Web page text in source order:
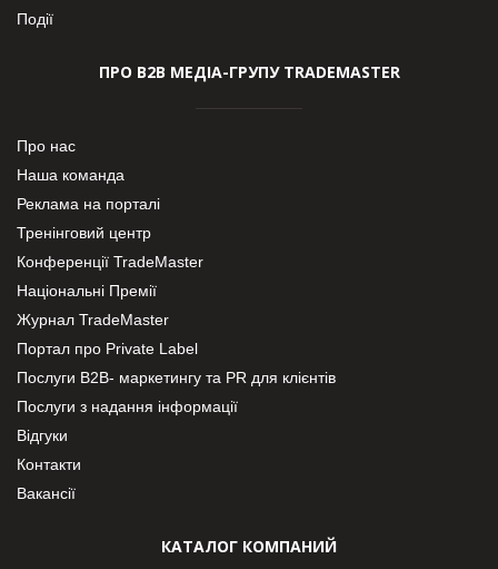
Події
ПРО В2В МЕДІА-ГРУПУ TRADEMASTER
Про нас
Наша команда
Реклама на порталі
Тренінговий центр
Конференції TradeMaster
Національні Премії
Журнал TradeMaster
Портал про Private Label
Послуги В2В- маркетингу та PR для клієнтів
Послуги з надання інформації
Відгуки
Контакти
Вакансії
КАТАЛОГ КОМПАНИЙ